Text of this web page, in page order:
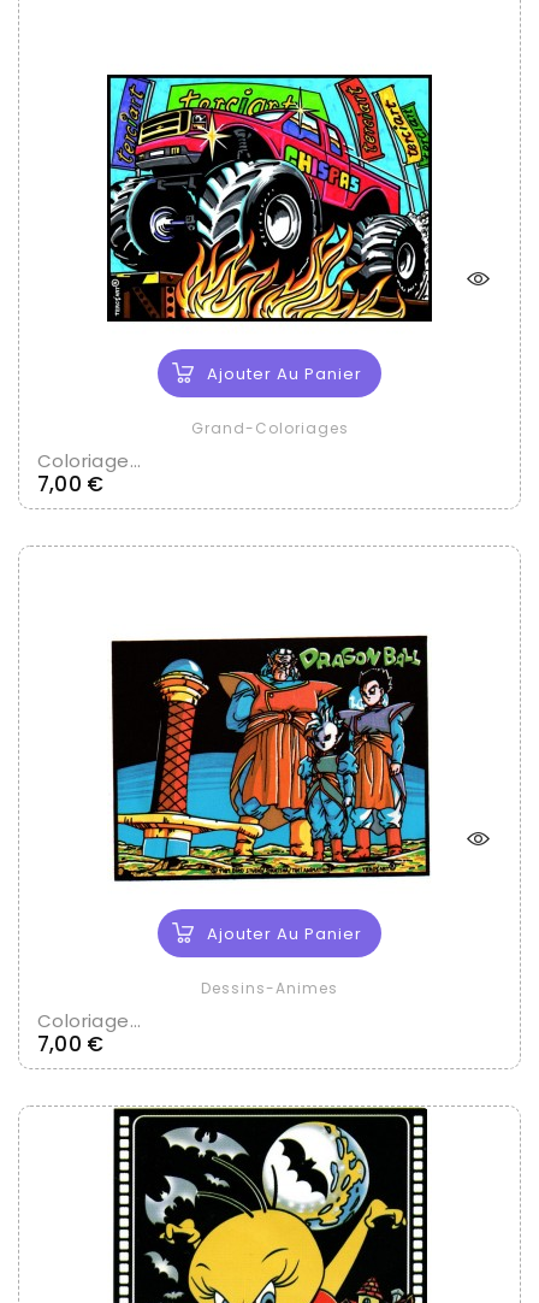
Ajouter Au Panier
Grand-Coloriages
Coloriage...
7,00 €Prix
Ajouter Au Panier
Dessins-Animes
Coloriage...
7,00 €Prix